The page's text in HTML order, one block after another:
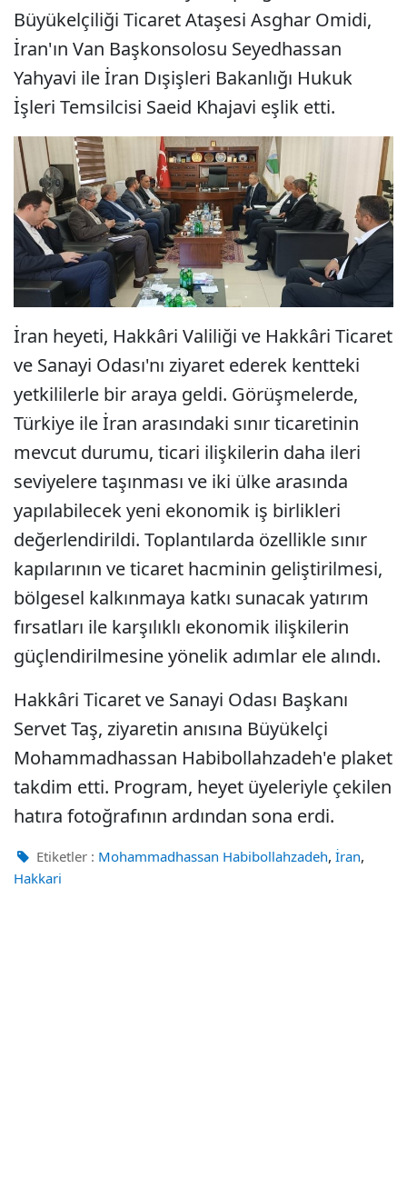
Büyükelçiliği Ticaret Ataşesi Asghar Omidi,
İran'ın Van Başkonsolosu Seyedhassan
Yahyavi ile İran Dışişleri Bakanlığı Hukuk
İşleri Temsilcisi Saeid Khajavi eşlik etti.
İran heyeti, Hakkâri Valiliği ve Hakkâri Ticaret
ve Sanayi Odası'nı ziyaret ederek kentteki
yetkililerle bir araya geldi. Görüşmelerde,
Türkiye ile İran arasındaki sınır ticaretinin
mevcut durumu, ticari ilişkilerin daha ileri
seviyelere taşınması ve iki ülke arasında
yapılabilecek yeni ekonomik iş birlikleri
değerlendirildi. Toplantılarda özellikle sınır
kapılarının ve ticaret hacminin geliştirilmesi,
bölgesel kalkınmaya katkı sunacak yatırım
fırsatları ile karşılıklı ekonomik ilişkilerin
güçlendirilmesine yönelik adımlar ele alındı.
Hakkâri Ticaret ve Sanayi Odası Başkanı
Servet Taş, ziyaretin anısına Büyükelçi
Mohammadhassan Habibollahzadeh'e plaket
takdim etti. Program, heyet üyeleriyle çekilen
hatıra fotoğrafının ardından sona erdi.
Etiketler : Mohammadhassan Habibollahzadeh, İran,
Hakkari